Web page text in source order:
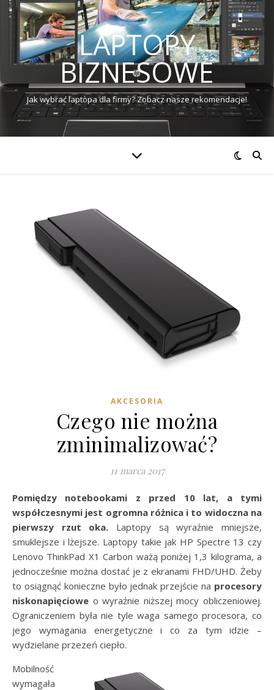
LAPTOPY
BIZNESOWE
Jak wybrać laptopa dla firmy? Zobacz nasze rekomendacje!
AKCESORIA
Czego nie można
zminimalizować?
11 marca 2017
Pomiędzy notebookami z przed 10 lat, a tymi
współczesnymi jest ogromna różnica i to widoczna na
pierwszy rzut oka. Laptopy są wyraźnie mniejsze,
smuklejsze i lżejsze. Laptopy takie jak HP Spectre 13 czy
Lenovo ThinkPad X1 Carbon ważą poniżej 1,3 kilograma, a
jednocześnie można dostać je z ekranami FHD/UHD. Żeby
to osiągnąć konieczne było jednak przejście na procesory
niskonapięciowe o wyraźnie niższej mocy obliczeniowej.
Ograniczeniem była nie tyle waga samego procesora, co
jego wymagania energetyczne i co za tym idzie –
wydzielane przezeń ciepło.
Mobilność
wymagała